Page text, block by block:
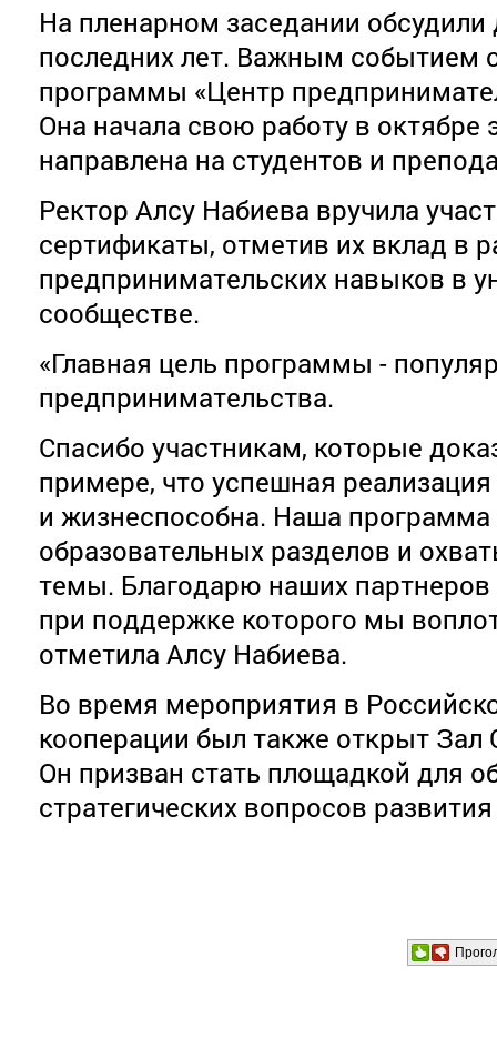
На пленарном заседании
последних лет. Важным событием
программы «Центр
Она начала свою работу в октябре
направлена на студентов и
Ректор Алсу Набиева вручила
сертификаты, отметив их вклад в
предпринимательских навыков в
сообществе.
«Главная цель программы -
предпринимательства.
Спасибо участникам, которые
примере, что успешная
и жизнеспособна. Наша
образовательных разделов и
темы. Благодарю наших
при поддержке которого мы
отметила Алсу Набиева.
Во время мероприятия в
кооперации был также открыт Зал
Он призван стать площадкой для
стратегических вопросов